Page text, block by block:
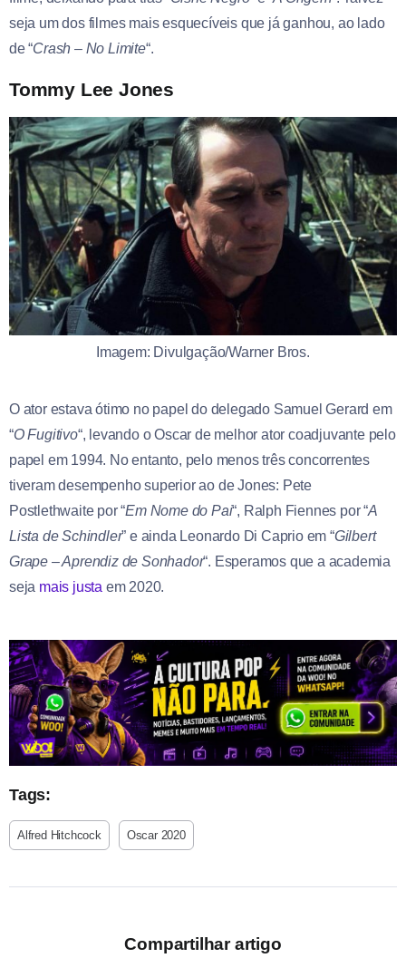
seja um dos filmes mais esquecíveis que já ganhou, ao lado
de “Crash – No Limite“.
Tommy Lee Jones
Imagem: Divulgação/Warner Bros.
O ator estava ótimo no papel do delegado Samuel Gerard em
“O Fugitivo“, levando o Oscar de melhor ator coadjuvante pelo
papel em 1994. No entanto, pelo menos três concorrentes
tiveram desempenho superior ao de Jones: Pete
Postlethwaite por “Em Nome do Pai“, Ralph Fiennes por “A
Lista de Schindler” e ainda Leonardo Di Caprio em “Gilbert
Grape – Aprendiz de Sonhador“. Esperamos que a academia
seja mais justa em 2020.
Tags:
Alfred Hitchcock Oscar 2020
Compartilhar artigo